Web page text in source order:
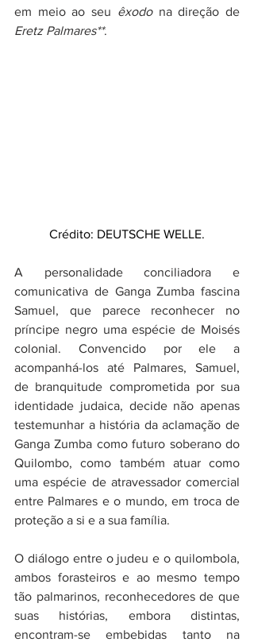
em meio ao seu êxodo
Eretz Palmares**.
Crédito: DEUTSCHE WELLE.
A personalidade conciliadora e
comunicativa de Ganga Zumba fascina
Samuel, que parece reconhecer no
príncipe negro uma espécie de Moisés
colonial. Convencido por ele a
acompanhá-los até Palmares, Samuel,
de branquitude comprometida por sua
identidade judaica, decide não apenas
testemunhar a história da aclamação de
Ganga Zumba como futuro soberano do
Quilombo, como também atuar como
uma espécie de atravessador comercial
entre Palmares e o mundo, em troca de
proteção a si e a sua família.
O diálogo entre o judeu e o quilombola,
ambos forasteiros e ao mesmo tempo
tão palmarinos, reconhecedores de que
suas histórias, embora distintas,
encontram-se embebidas tanto na